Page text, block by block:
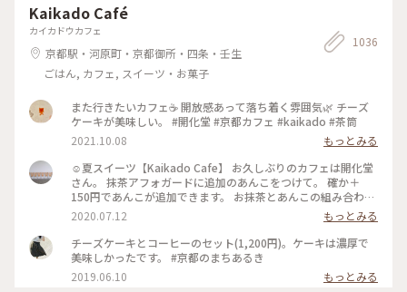
す( ¯ ¨̯ ¯̥̥ ) 開店前から行列が出来るのも頷けます。 ことりっぷ
にも早いうちに投稿しなくちゃと思っていたお店です。
Kaikado Café
カイカドウカフェ
京都駅・河原町・京都御所・四条・壬生
ごはん, カフェ, スイーツ・お菓子
1036
また行きたいカフェ☕️ 開放感あって落ち着く雰囲気🌿 チーズ
ケーキが美味しい。 #開化堂 #京都カフェ #kaikado #茶筒
2021.10.08
もっとみる
☺︎夏スイーツ【Kaikado Cafe】 お久しぶりのカフェは開化堂
さん。 抹茶アフォガードに追加のあんこをつけて。 確か＋
150円であんこが追加できます。 お抹茶とあんこの組み合わせ
は大好きなので迷わず追加…♪ちなみにあんこは、大好きな中
村製餡所さんのもの。きっと最中の皮も。以前 #中村製餡所 さ
んご紹介していますので良かったら☺︎ そして暑いので、水出
し茶をチョイス。 振って自分の好きな濃さにして頂きます。
お茶はおかわりも頂けるんですよ◎ ☺︎ 現在は、満席だとテイ
クアウトのみになるそうです。席の予約はできませんが、電話
2020.07.12
もっとみる
チーズケーキとコーヒーのセット(1,200円)。ケーキは濃厚で
美味しかったです。 #京都のまちあるき
2019.06.10
もっとみる